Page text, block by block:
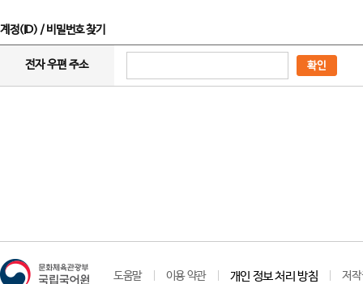
계정(ID) / 비밀번호 찾기
전자 우편 주소 확인
도움말 이용 약관 개인 정보 처리 방침 저